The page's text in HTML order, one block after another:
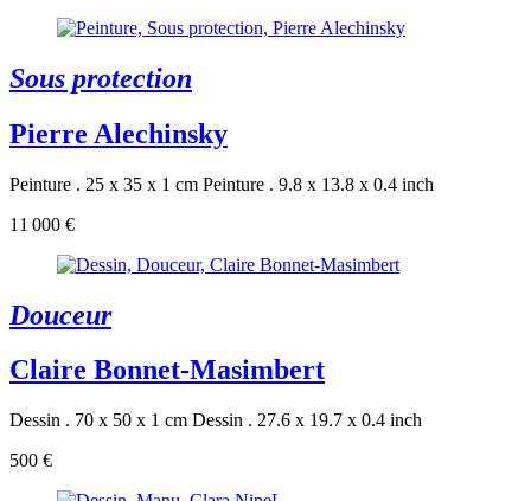
Sous protection
Pierre Alechinsky
Peinture . 25 x 35 x 1 cm Peinture . 9.8 x 13.8 x 0.4 inch
11 000 €
Douceur
Claire Bonnet-Masimbert
Dessin . 70 x 50 x 1 cm Dessin . 27.6 x 19.7 x 0.4 inch
500 €